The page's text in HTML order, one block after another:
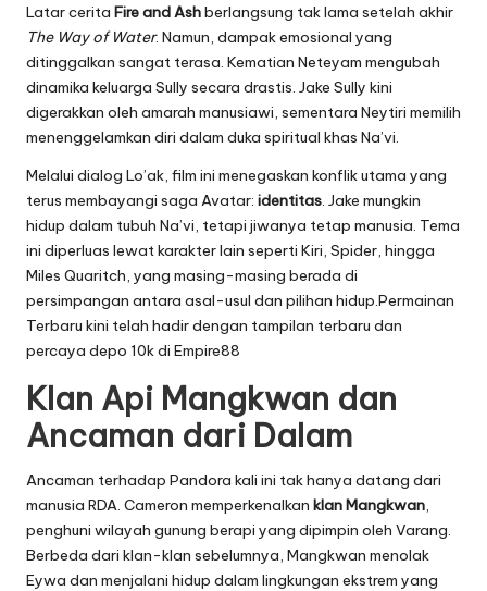
Latar cerita Fire and Ashberlangsung tak lama setelah akhir
The Way of Water. Namun, dampak emosional yang
ditinggalkan sangat terasa. Kematian Neteyam mengubah
dinamika keluarga Sully secara drastis. Jake Sully kini
digerakkan oleh amarah manusiawi, sementara Neytiri memilih
menenggelamkan diri dalam duka spiritual khas Na’vi.
Melalui dialog Lo’ak, film ini menegaskan konflik utama yang
terus membayangi saga Avatar: identitas . Jake mungkin
hidup dalam tubuh Na’vi, tetapi jiwanya tetap manusia. Tema
ini diperluas lewat karakter lain seperti Kiri, Spider, hingga
Miles Quaritch, yang masing-masing berada di
persimpangan antara asal-usul dan pilihan hidup.Permainan
Terbaru kini telah hadir dengan tampilan terbaru dan
percaya depo 10k di Empire88
Klan Api Mangkwan dan
Ancaman dari Dalam
Ancaman terhadap Pandora kali ini tak hanya datang dari
manusia RDA. Cameron memperkenalkan klan Mangkwan
penghuni wilayah gunung berapi yang dipimpin oleh Varang.
Berbeda dari klan-klan sebelumnya, Mangkwan menolak
Eywa dan menjalani hidup dalam lingkungan ekstrem yang